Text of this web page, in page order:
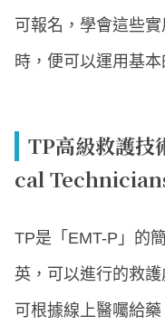
可報名，學會這些
時，便可以運用基
TP高級救護
cal
TP是「EMT-P」的
英，可以進行的救
可根據線上醫囑給